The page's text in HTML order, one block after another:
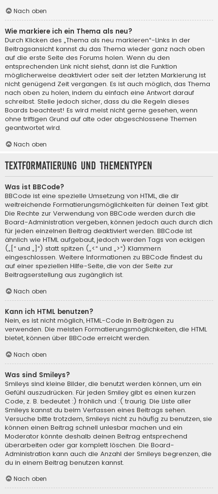
Nach oben
Wie markiere ich ein Thema als neu?
Durch Klicken des „Thema als neu markieren“-Links in der
Beitragsansicht kannst du das Thema wieder ganz nach oben
auf die erste Seite des Forums holen. Wenn du den
entsprechenden Link nicht siehst, dann ist die Funktion
möglicherweise deaktiviert oder seit der letzten Markierung ist
nicht genügend Zeit vergangen. Es ist auch möglich, das Thema
nach oben zu holen, indem du einfach eine Antwort darauf
schreibst. Stelle jedoch sicher, dass du die Regeln dieses
Boards beachtest! Es wird meist nicht gerne gesehen, wenn
ohne triftigen Grund auf alte oder abgeschlossene Themen
geantwortet wird.
Nach oben
Textformatierung und Thementypen
Was ist BBCode?
BBCode ist eine spezielle Umsetzung von HTML, die dir
weitreichende Formatierungsmöglichkeiten für deinen Text gibt.
Die Rechte zur Verwendung von BBCode werden durch die
Board-Administration vergeben, können jedoch auch durch dich
für jeden einzelnen Beitrag deaktiviert werden. BBCode ist
ähnlich wie HTML aufgebaut, jedoch werden Tags von eckigen
(„[“ und „]“) statt spitzen („<“ und „>“) Klammern
eingeschlossen. Weitere Informationen zu BBCode findest du
auf einer speziellen Hilfe-Seite, die von der Seite zur
Beitragserstellung aus zugänglich ist.
Nach oben
Kann ich HTML benutzen?
Nein, es ist nicht möglich, HTML-Code in Beiträgen zu
verwenden. Die meisten Formatierungsmöglichkeiten, die HTML
bietet, können über BBCode erreicht werden.
Nach oben
Was sind Smileys?
Smileys sind kleine Bilder, die benutzt werden können, um ein
Gefühl auszudrücken. Für jeden Smiley gibt es einen kurzen
Code, z. B. bedeutet :) fröhlich und :( traurig. Die Liste aller
Smileys kannst du beim Verfassen eines Beitrags sehen.
Versuche bitte trotzdem, Smileys nicht zu häufig zu benutzen, sie
können einen Beitrag schnell unlesbar machen und ein
Moderator könnte deshalb deinen Beitrag entsprechend
überarbeiten oder gar komplett löschen. Die Board-
Administration kann auch die Anzahl der Smileys begrenzen, die
du in einem Beitrag benutzen kannst.
Nach oben